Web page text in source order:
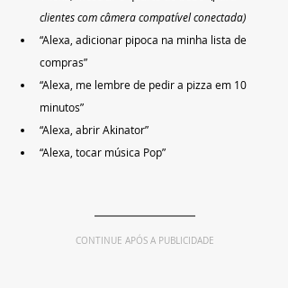
clientes com câmera compatível conectada)
“Alexa, adicionar pipoca na minha lista de
compras”
“Alexa, me lembre de pedir a pizza em 10
minutos”
“Alexa, abrir Akinator”
“Alexa, tocar música Pop”
CONTINUE APÓS A PUBLICIDADE